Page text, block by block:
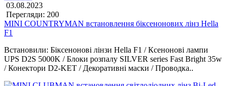
03.08.2023
Перегляди: 200
MINI COUNTRYMAN встановлення біксенонових лінз Hella
F1
Встановили: Біксенонові лінзи Hella F1 / Ксенонові лампи
UPS D2S 5000K / Блоки розпалу SILVER series Fast Bright 35w
/ Конектори D2-KET / Декоративні маски / Проводка..